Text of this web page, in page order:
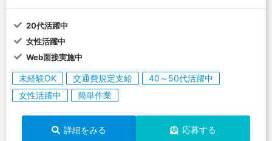
20代活躍中
女性活躍中
Web面接実施中
未経験OK 交通費規定支給
40～50代活躍中
女性活躍中
簡単作業
詳細をみる 応募する